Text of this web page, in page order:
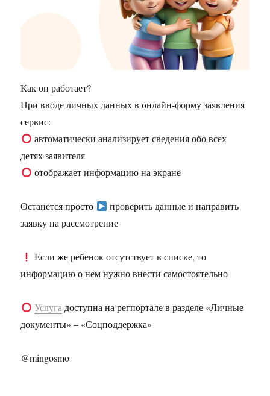
Как он работает?
При вводе личных данных в онлайн-форму заявления
сервис:
автоматически анализирует сведения обо всех
детях заявителя
отображает информацию на экране
Останется просто
проверить данные и направить
заявку на рассмотрение
Если же ребенок отсутствует в списке, то
информацию о нем нужно внести самостоятельно
Услуга доступна на регпортале в разделе «Личные
документы» – «Соцподдержка»
@mingosmo